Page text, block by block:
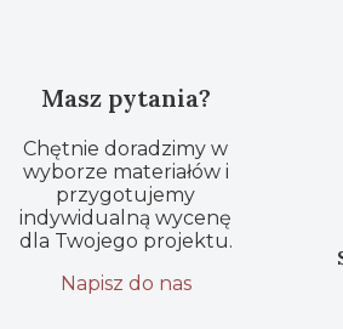
Masz pytania?
Chętnie doradzimy w
wyborze materiałów i
przygotujemy
indywidualną wycenę
dla Twojego projektu.
Napisz do nas